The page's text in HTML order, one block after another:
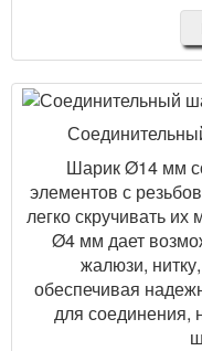
Шарик Ø14 мм
элементов с
легко скручивать
Ø4 мм дает
жалюзи,
обеспечивая
для соединения,